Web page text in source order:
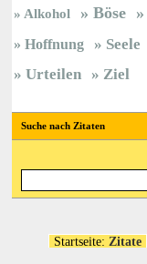
Alkohol Böse
Hoffnung Seele
Urteilen Ziel
Suche nach Zitaten
Startseite: Zitate